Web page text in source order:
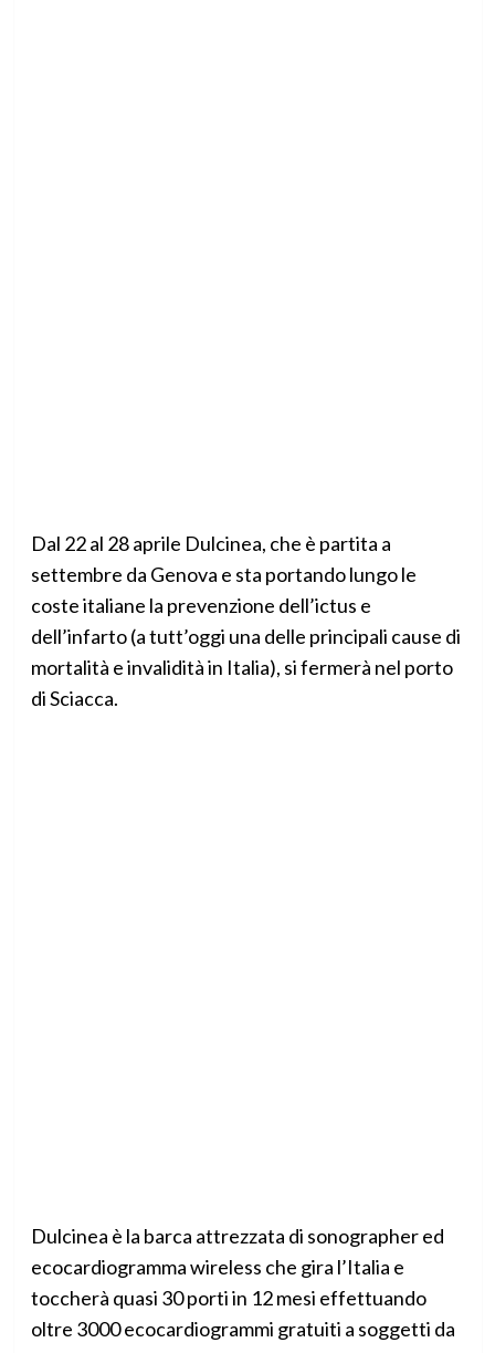
Dal 22 al 28 aprile Dulcinea, che è partita a
settembre da Genova e sta portando lungo le
coste italiane la prevenzione dell’ictus e
dell’infarto (a tutt’oggi una delle principali cause di
mortalità e invalidità in Italia), si fermerà nel porto
di Sciacca.
Dulcinea è la barca attrezzata di sonographer ed
ecocardiogramma wireless che gira l’Italia e
toccherà quasi 30 porti in 12 mesi effettuando
oltre 3000 ecocardiogrammi gratuiti a soggetti da